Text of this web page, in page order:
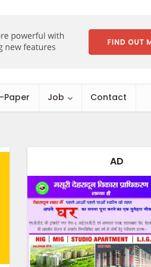
Paper Job Contact
AD